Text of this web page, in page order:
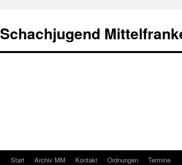
springen
Schachjugend
Start Archiv MM Kontakt Ordnungen Termine